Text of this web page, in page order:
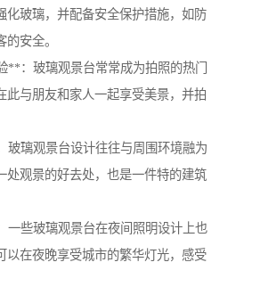
化玻璃，并配备安全保护措施，如防
安全。
**：玻璃观景台常常成为拍照的热门
此与朋友和家人一起享受美景，并拍
璃观景台设计往往与周围环境融为
处观景的好去处，也是一件特的建筑
一些玻璃观景台在夜间照明设计上也
以在夜晚享受城市的繁华灯光，感受